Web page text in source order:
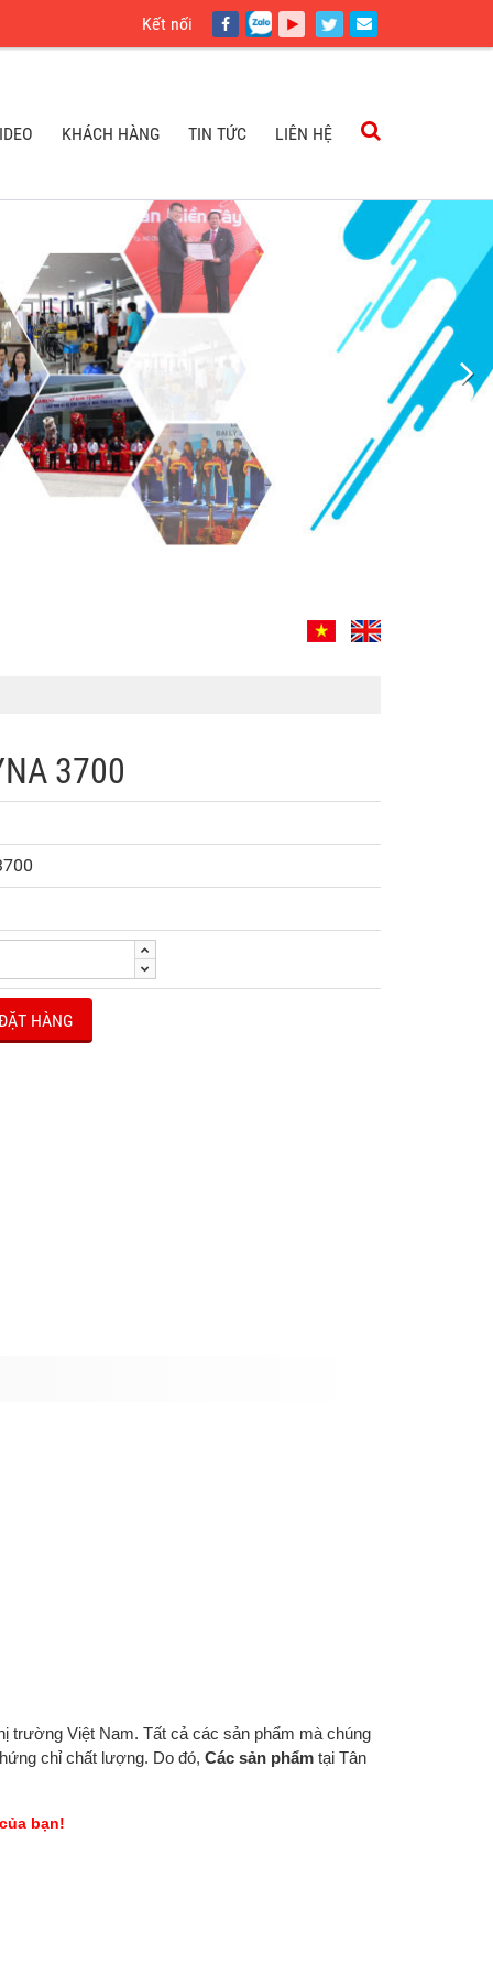
Kết nối
KHÁCH HÀNG
KHÁCH HÀNG
TIN TỨC
TIN TỨC
LIÊN HỆ
3700
HÀNG
trường Việt Nam. Tất cả các sản phẩm mà chúng
chỉ chất lượng. Do đó, Các sản phẩm tại Tân
bạn!